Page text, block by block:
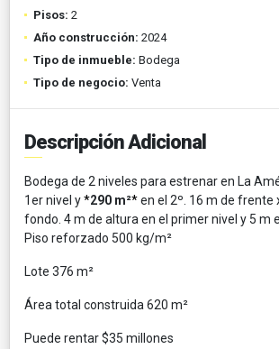
Pisos: 2
Año construcción: 2024
Tipo de inmueble: Bodega
Tipo de negocio: Venta
Descripción Adicional
Bodega de 2 niveles para estrenar en La
1er nivel y*290 m²*en el 2º. 16 m de frente
fondo. 4 m de altura en el primer nivel y 5 m
Piso reforzado 500 kg/m²
Lote 376 m²
Área total construida 620 m²
Puede rentar $35 millones